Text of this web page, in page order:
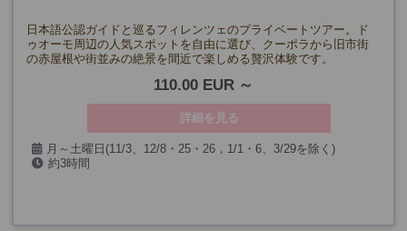
日本語公認ガイドと巡るフィレンツェのプライベートツアー。ド
ゥオーモ周辺の人気スポットを自由に選び、クーポラから旧市街
の赤屋根や街並みの絶景を間近で楽しめる贅沢体験です。
110.00 EUR
詳細を見る
月～土曜日(11/3、12/8・25・26，1/1・6、3/29を除く)
約3時間